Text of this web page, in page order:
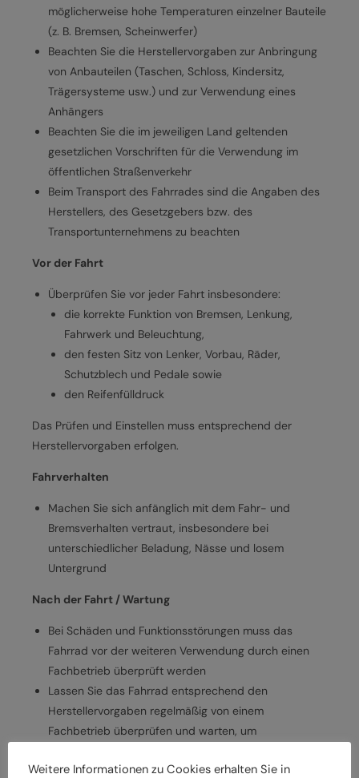
möglicherweise hohe Temperaturen einzelner Bauteile
(z. B. Bremsen, Scheinwerfer)
Beachten Sie die Herstellervorgaben zur Anbringung
von Anbauteilen (Taschen, Schloss, Kindersitz,
Trägersysteme usw.) und zur Verwendung eines
Anhängers
Beachten Sie die im jeweiligen Land geltenden
gesetzlichen Vorschriften für die Verwendung im
öffentlichen Straßenverkehr
Beim Transport des Fahrrades sind die Angaben des
Herstellers, des Gesetzgebers bzw. des
Transportunternehmens zu beachten
Vor der Fahrt
Überprüfen Sie vor jeder Fahrt insbesondere:
die korrekte Funktion von Bremsen, Lenkung,
Fahrwerk und Beleuchtung,
den festen Sitz von Lenker, Vorbau, Räder,
Schutzblech und Pedale sowie
den Reifenfülldruck
Das Prüfen und Einstellen muss entsprechend der
Herstellervorgaben erfolgen.
Fahrverhalten
Machen Sie sich anfänglich mit dem Fahr- und
Bremsverhalten vertraut, insbesondere bei
unterschiedlicher Beladung, Nässe und losem
Untergrund
Nach der Fahrt / Wartung
Bei Schäden und Funktionsstörungen muss das
Fahrrad vor der weiteren Verwendung durch einen
Fachbetrieb überprüft werden
Lassen Sie das Fahrrad entsprechend den
Herstellervorgaben regelmäßig von einem
Fachbetrieb überprüfen und warten, um
Halten Sie die angegebenen Drehmomente (Nm) für
Weitere Informationen zu Cookies erhalten Sie in